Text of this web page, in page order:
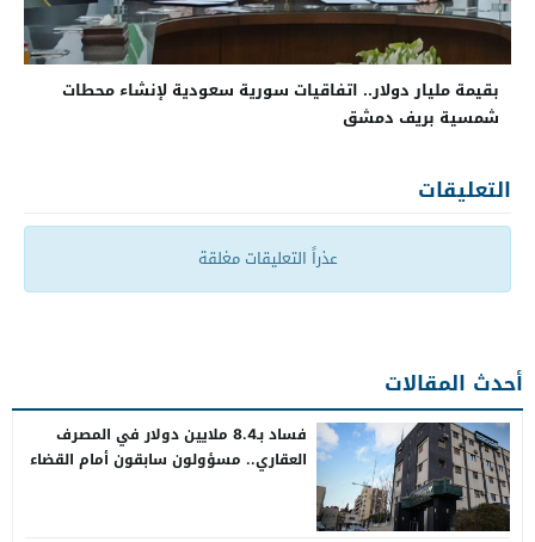
بقيمة مليار دولار.. اتفاقيات سورية سعودية لإنشاء محطات
شمسية بريف دمشق
التعليقات
عذراً التعليقات مغلقة
أحدث المقالات
فساد بـ8.4 ملايين دولار في المصرف
العقاري.. مسؤولون سابقون أمام القضاء